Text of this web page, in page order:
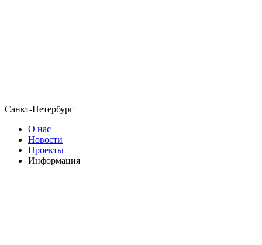
Санкт-Петербург
О нас
Новости
Проекты
Информация